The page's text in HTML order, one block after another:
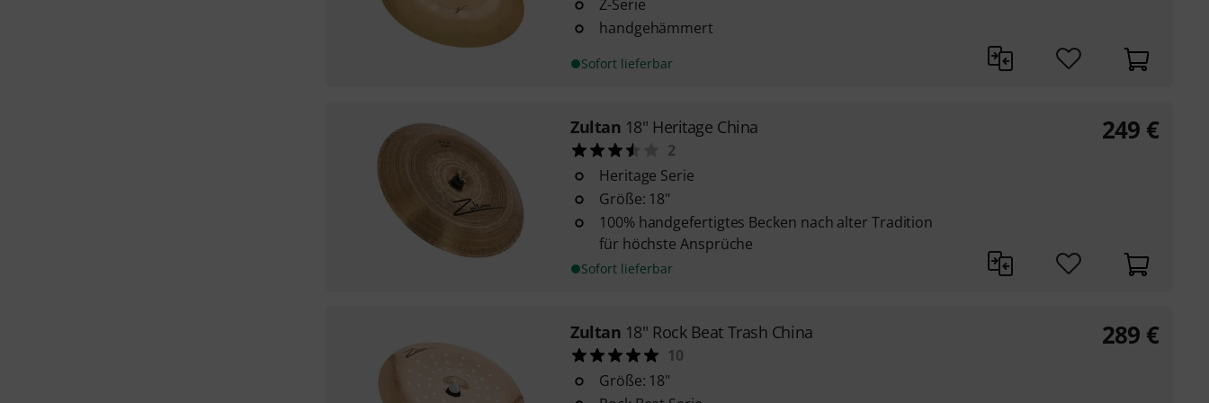
Z-Serie
handgehämmert
Sofort lieferbar
Zultan 18" Heritage China
2
Heritage Serie
Größe: 18"
100% handgefertigtes Becken nach alter Tradition
für höchste Ansprüche
Sofort lieferbar
249 €
Zultan 18" Rock Beat Trash China
10
Größe: 18"
289 €